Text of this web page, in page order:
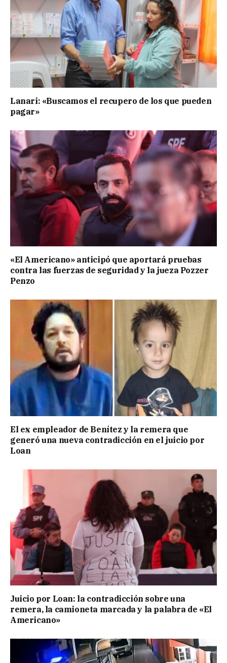
Lanari: «Buscamos el recupero de los que pueden
pagar»
«El Americano» anticipó que aportará pruebas
contra las fuerzas de seguridad y la jueza Pozzer
Penzo
El ex empleador de Benítez y la remera que
generó una nueva contradicción en el juicio por
Loan
Juicio por Loan: la contradicción sobre una
remera, la camioneta marcada y la palabra de «El
Americano»